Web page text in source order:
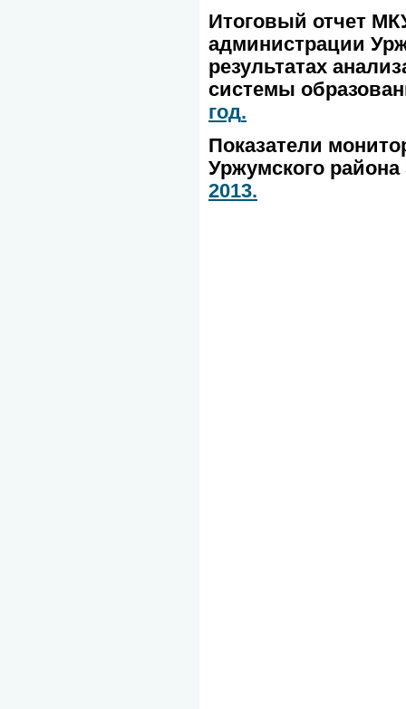
Итоговый отчет
администрации
результатах
системы
год.
Показатели
Уржумского района
2013.